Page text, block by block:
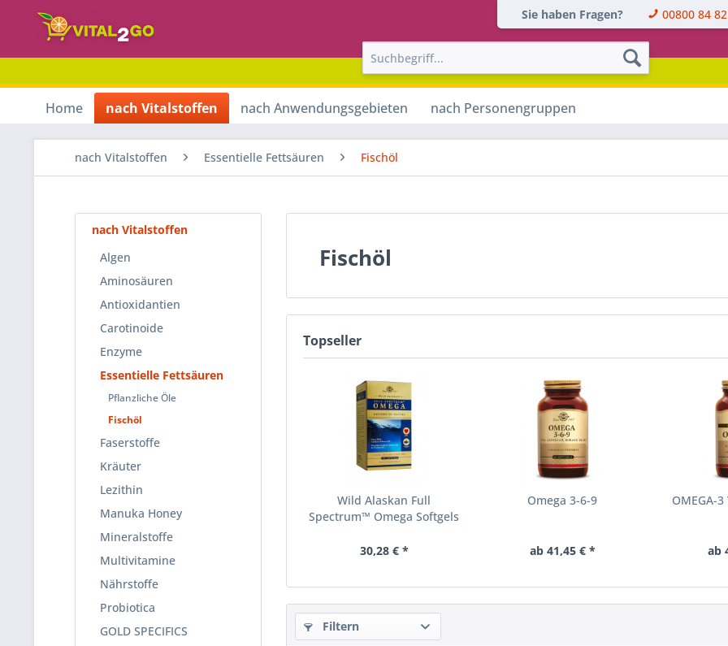
Sie haben Fragen? 00800 84
Home nach Vitalstoffen nach Anwendungsgebieten nach Personengruppen
nach Vitalstoffen Essentielle Fettsäuren Fischöl
nach Vitalstoffen
Algen
Aminosäuren
Antioxidantien
Carotinoide
Enzyme
Essentielle Fettsäuren
Pflanzliche Öle
Fischöl
Faserstoffe
Kräuter
Lezithin
Manuka Honey
Mineralstoffe
Multivitamine
Nährstoffe
Probiotica
GOLD SPECIFICS
Fischöl
Topseller
Wild Alaskan Full
Spectrum™ Omega Softgels
30,28 € *
Omega 3-6-9
ab 41,45 € *
OMEGA-
ab
Filtern